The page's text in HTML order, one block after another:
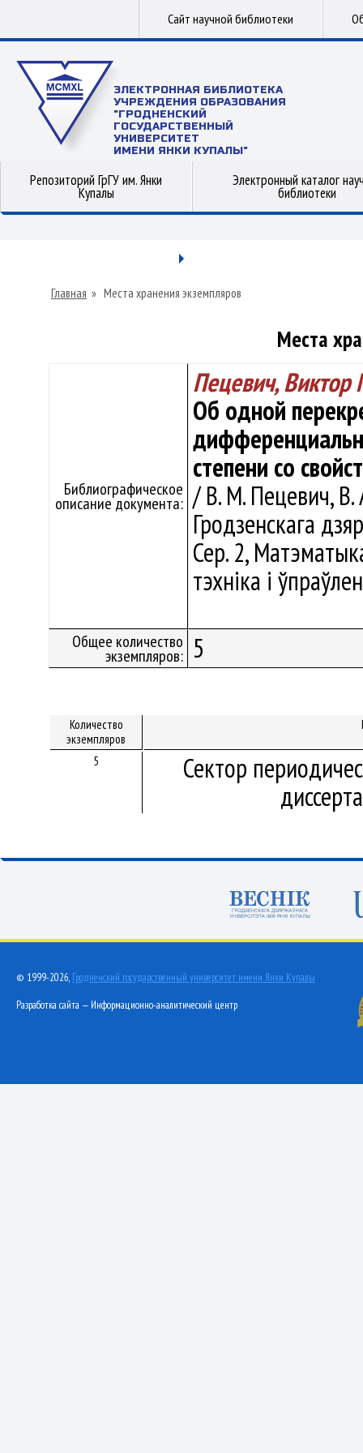
Сайт научной библиотеки
ЭЛЕКТРОННАЯ БИБЛИОТЕКА
УЧРЕЖДЕНИЯ ОБРАЗОВАНИЯ
"ГРОДНЕНСКИЙ
ГОСУДАРСТВЕННЫЙ
УНИВЕРСИТЕТ
ИМЕНИ ЯНКИ КУПАЛЫ"
Репозиторий ГрГУ им. Янки
Купалы
Электронный каталог
библиотеки
Главная » Места хранения экземпляров
Места
Библиографическое
описание документа:
Пецевич, Виктор
Об одной
степени со
/ В. М. Пецевич, В.
Гродзенскага
Сер. 2,
тэхніка і
Общее количество
экземпляров: 5
Количество
экземпляров
5
Сектор
© 1999-2026, Гродненский государственный университет имени Янки Купалы
Разработка сайта — Информационно-аналитический центр